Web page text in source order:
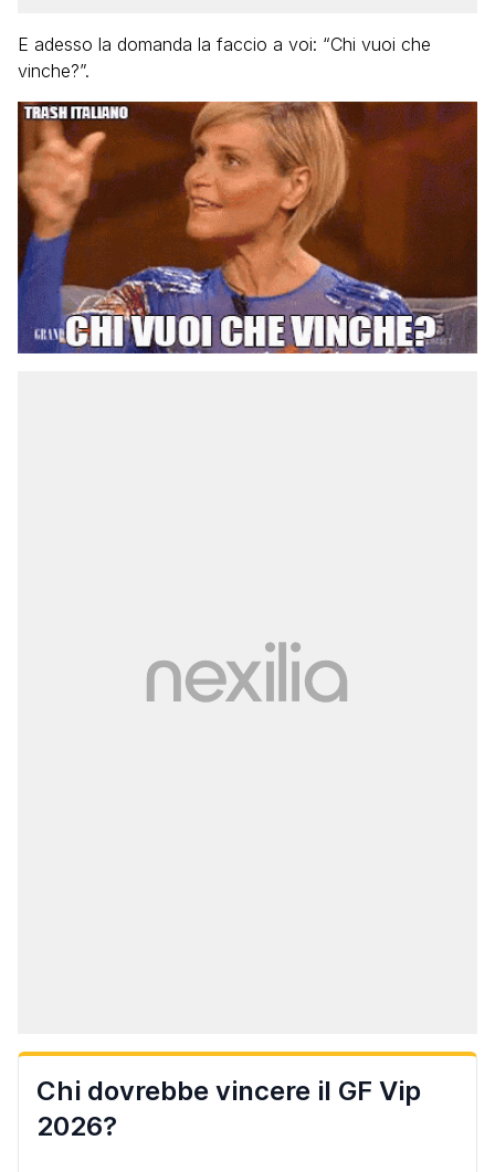
E adesso la domanda la faccio a voi: “Chi vuoi che
vinche?”.